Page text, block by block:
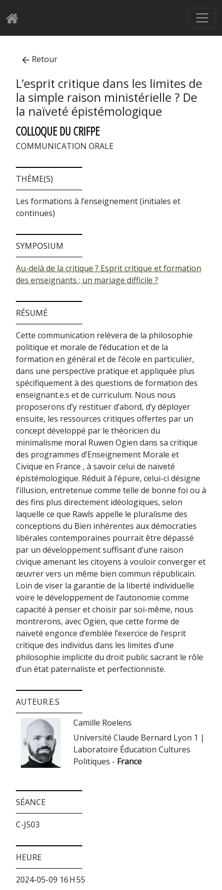
Retour
L’esprit critique dans les limites de
la simple raison ministérielle ? De
la naïveté épistémologique
COLLOQUE DU CRIFPE
COMMUNICATION ORALE
THÈME(S)
Les formations à l’enseignement (initiales et
continues)
SYMPOSIUM
Au-delà de la critique ? Esprit critique et formation
des enseignants ; un mariage difficile ?
RÉSUMÉ
Cette communication relèvera de la philosophie
politique et morale de l’éducation et de la
formation en général et de l’école en particulier,
dans une perspective pratique et appliquée plus
spécifiquement à des questions de formation des
enseignant.e.s et de curriculum. Nous nous
proposerons d’y restituer d’abord, d’y déployer
ensuite, les ressources critiques offertes par un
concept développé par le théoricien du
minimalisme moral Ruwen Ogien dans sa critique
des programmes d’Enseignement Morale et
Civique en France , à savoir celui de naïveté
épistémologique. Réduit à l’épure, celui-ci désigne
l’illusion, entretenue comme telle de bonne foi ou à
des fins plus directement idéologiques, selon
laquelle ce que Rawls appelle le pluralisme des
conceptions du Bien inhérentes aux démocraties
libérales contemporaines pourrait être dépassé
par un développement suffisant d’une raison
civique amenant les citoyens à vouloir converger et
œuvrer vers un même bien commun républicain.
Loin de viser la garantie de la liberté individuelle
voire le développement de l’autonomie comme
capacité à penser et choisir par soi-même, nous
montrerons, avec Ogien, que cette forme de
naïveté engonce d’emblée l’exercice de l’esprit
critique des individus dans les limites d’une
philosophie implicite du droit public sacrant le rôle
d’un état paternaliste et perfectionniste.
AUTEUR.E.S
Camille Roelens
Université Claude Bernard Lyon 1 |
Laboratoire Éducation Cultures
Politiques - France
SÉANCE
C-J503
HEURE
2024-05-09 16 H 55